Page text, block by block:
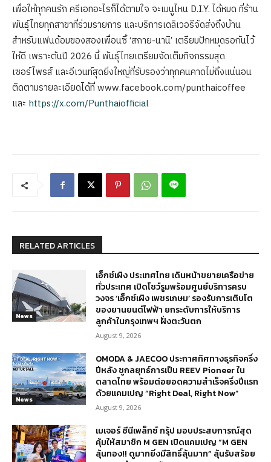
เพื่อให้ทุกคนรัก ครีเอทอะไรก็ได้ตามใจ จะเมนูไหน D.I.Y. ได้หมด ที่ร้าน
พันธุ์ไทยทุกสาขาที่ร่วมรายการ และบริการเดลิเวอรีจัดส่งถึงบ้าน
สำหรับแฟนด้อมของสองเพื่อนซี้ ‘สกาย-นานิ’ เตรียมปักหมุดรอกันไว้
ให้ดี เพราะต้นปี 2026 นี้ พันธุ์ไทยเตรียมจัดเต็มกิจกรรมสุด
เซอร์ไพรส์ และอีเวนท์สุดยิ่งใหญ่ที่รับรองว่าทุกคนคาดไม่ถึงแน่นอน
ติดตามรายละเอียดได้ที่ www.facebook.com/punthaicoffee
และ https://x.com/Punthaiofficial
RELATED ARTICLES
News
เอ็กซ์เผิง ประเทศไทย เดินหน้าขยายเครือข่าย
ทั่วประเทศ เปิดโชว์รูมพร้อมศูนย์บริการครบ
วงจร ‘เอ็กซ์เผิง เพชรเกษม’ รองรับการเติบโต
ของยานยนต์ไฟฟ้า ยกระดับการให้บริการ
ลูกค้าในกรุงเทพฯ ฝั่งตะวันตก
August 9, 2026
News
OMODA & JAECOO ประกาศทิศทางธุรกิจครึ่ง
ปีหลัง ชูกลยุทธ์การเป็น REEV Pioneer ใน
ตลาดไทย พร้อมต่อยอดความสำเร็จครึ่งปีแรก
ด้วยแคมเปญ “Right Deal, Right Now”
August 9, 2026
เมเจอร์ ซีนีเพล็กซ์ กรุ้ป มอบประสบการณ์สุด
คุ้มให้สมาชิก M GEN เปิดแคมเปญ “M GEN
ลุ้นทอง!! ดูมากยิ่งมีสิทธิ์ลุ้นมาก” ลุ้นรับสร้อย